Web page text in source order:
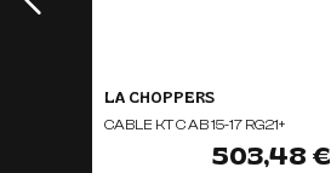
LA CHOPPERS
CABLE KT C AB 15-17 RG21+
503,48 €